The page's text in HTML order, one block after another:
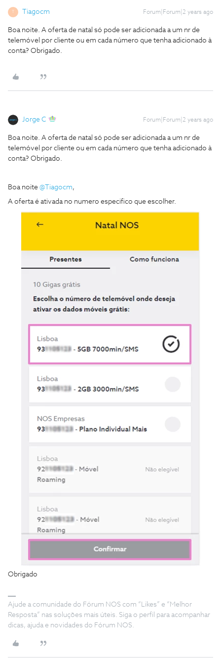
Tiagocm Forum|Forum|2 years ago
Boa noite. A oferta de natal só pode ser adicionada a um nr de
telemóvel por cliente ou em cada número que tenha adicionado à
conta? Obrigado.
Jorge C Forum|Forum|2 years ago
Boa noite. A oferta de natal só pode ser adicionada a um nr de
telemóvel por cliente ou em cada número que tenha adicionado à
conta? Obrigado.
Boa noite @Tiagocm,
A oferta é ativada no numero especifico que escolher.
Obrigado
Ajude a comunidade do Fórum NOS com “Likes” e “Melhor
Resposta” nas soluções mais úteis. Siga o perfil para acompanhar
dicas, ajuda e novidades do Fórum NOS.